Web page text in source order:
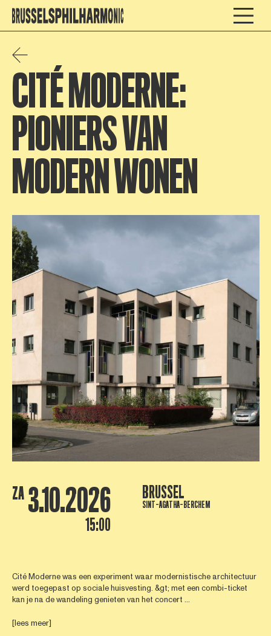
CITÉ MODERNE:
PIONIERS VAN
MODERN WONEN
ZA 3.10.2026
15:00
BRUSSEL
SINT-AGATHA-BERCHEM
Cité Moderne was een experiment waar modernistische architectuur
werd toegepast op sociale huisvesting. &gt; met een combi-ticket
kan je na de wandeling genieten van het concert ...
[lees meer]